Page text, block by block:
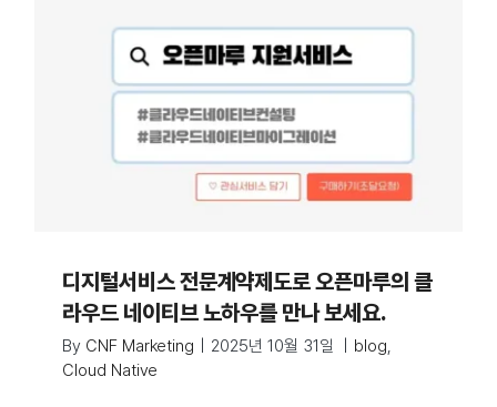
디지털서비스 전문계약제도로 오픈마루의 클
라우드 네이티브 노하우를 만나 보세요.
By CNF Marketing 2025년 10월 31일 blog,
Cloud Native